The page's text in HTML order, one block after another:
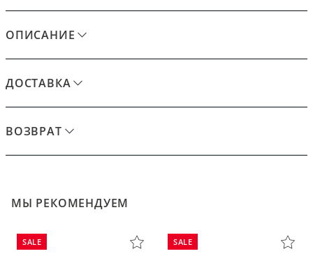
ОПИСАНИЕ
ДОСТАВКА
ВОЗВРАТ
МЫ РЕКОМЕНДУЕМ
SALE SALE